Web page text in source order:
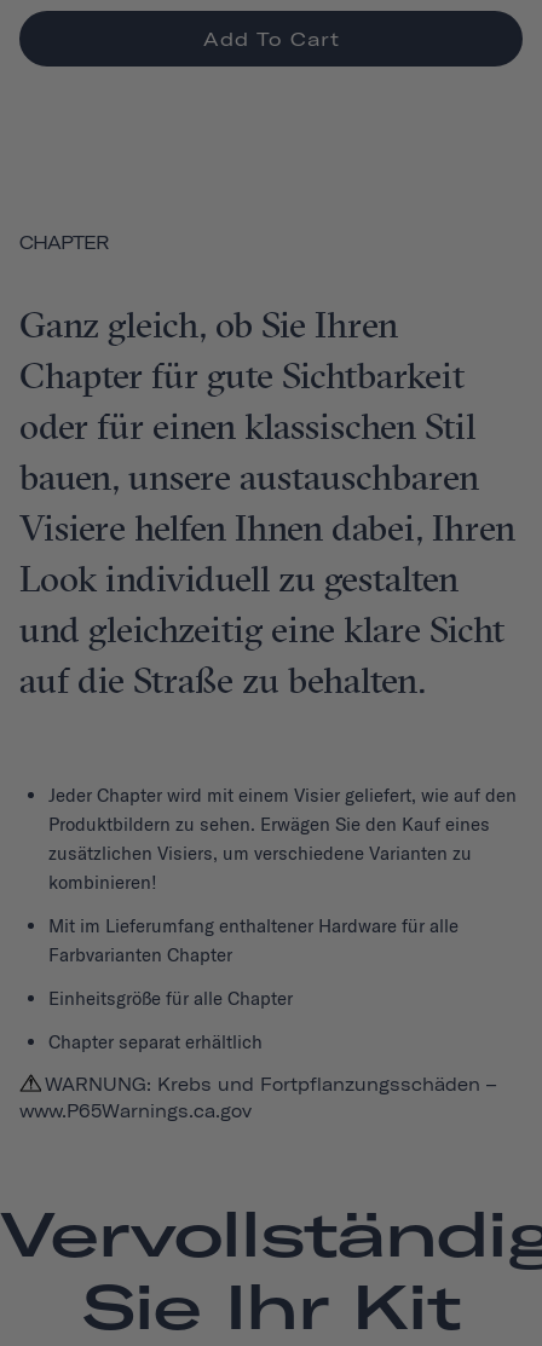
Add To Cart
CHAPTER
Ganz gleich, ob Sie Ihren
Chapter für gute Sichtbarkeit
oder für einen klassischen Stil
bauen, unsere austauschbaren
Visiere helfen Ihnen dabei, Ihren
Look individuell zu gestalten
und gleichzeitig eine klare Sicht
auf die Straße zu behalten.
Jeder Chapter wird mit einem Visier geliefert, wie auf den
Produktbildern zu sehen. Erwägen Sie den Kauf eines
zusätzlichen Visiers, um verschiedene Varianten zu
kombinieren!
Mit im Lieferumfang enthaltener Hardware für alle
Farbvarianten Chapter
Einheitsgröße für alle Chapter
Chapter separat erhältlich
WARNUNG: Krebs und Fortpflanzungsschäden –
www.P65Warnings.ca.gov
Sie Ihr Kit